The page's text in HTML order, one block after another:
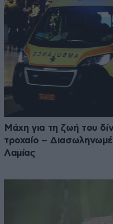
Μάχη για τη ζωή του
τροχαίο –
Λαμίας